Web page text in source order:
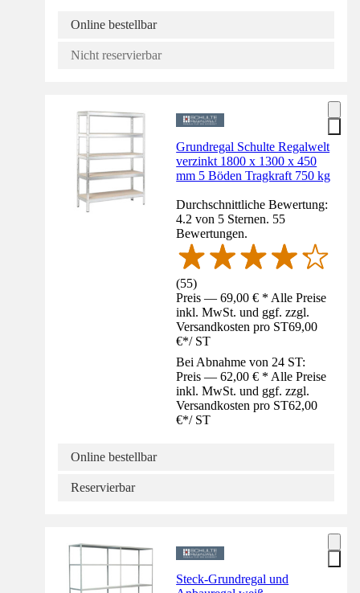
Online bestellbar
Nicht reservierbar
Grundregal Schulte Regalwelt
verzinkt 1800 x 1300 x 450
mm 5 Böden Tragkraft 750 kg
Durchschnittliche Bewertung:
4.2 von 5 Sternen. 55
Bewertungen.
(55)
Preis — 69,00 € * Alle Preise
inkl. MwSt. und ggf. zzgl.
Versandkosten pro ST69,00
€*/ ST
Bei Abnahme von 24 ST:
Preis — 62,00 € * Alle Preise
inkl. MwSt. und ggf. zzgl.
Versandkosten pro ST62,00
€*/ ST
Online bestellbar
Reservierbar
Steck-Grundregal und